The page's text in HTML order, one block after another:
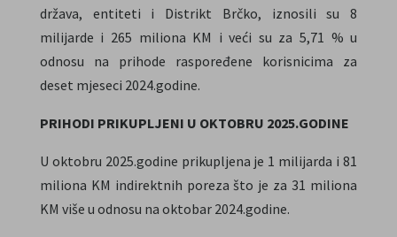
država, entiteti i Distrikt Brčko, iznosili su 8
milijarde i 265 miliona KM i veći su za 5,71 % u
odnosu na prihode raspoređene korisnicima za
deset mjeseci 2024.godine.
PRIHODI PRIKUPLJENI U OKTOBRU 2025.GODINE
U oktobru 2025.godine prikupljena je 1 milijarda i 81
miliona KM indirektnih poreza što je za 31 miliona
KM više u odnosu na oktobar 2024.godine.